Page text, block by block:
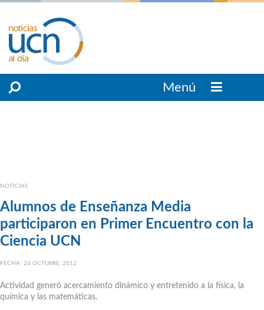
Menú
NOTICIAS
Alumnos de Enseñanza Media
participaron en Primer Encuentro con la
Ciencia UCN
FECHA: 26 OCTUBRE, 2012
Actividad generó acercamiento dinámico y entretenido a la física, la
química y las matemáticas.